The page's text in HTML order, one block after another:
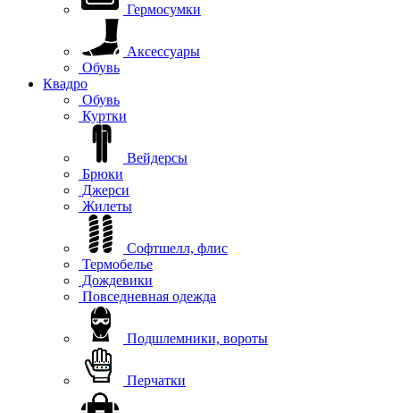
Гермосумки
Аксессуары
Обувь
Квадро
Обувь
Куртки
Вейдерсы
Брюки
Джерси
Жилеты
Софтшелл, флис
Термобелье
Дождевики
Повседневная одежда
Подшлемники, вороты
Перчатки